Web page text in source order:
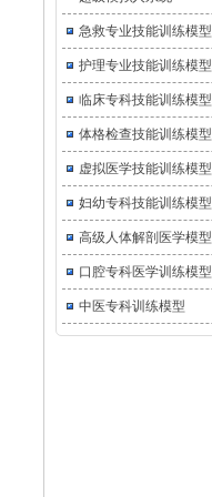
急救专业技能训练模型
护理专业技能训练模型
临床专科技能训练模型
体格检查技能训练模型
虚拟医学技能训练模型
妇幼专科技能训练模型
高级人体解剖医学模型
口腔专科医学训练模型
中医专科训练模型